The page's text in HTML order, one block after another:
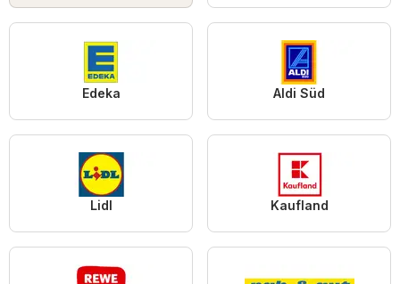
Edeka Aldi Süd
Lidl Kaufland